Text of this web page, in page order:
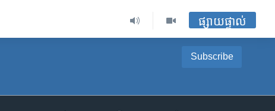
ផ្សាយផ្ទាល់
Subscribe